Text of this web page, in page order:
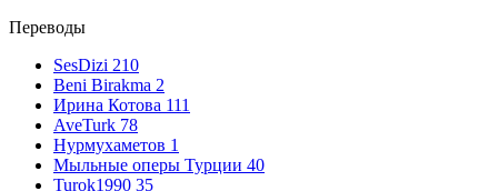
Переводы
SesDizi 210
Beni Birakma 2
Ирина Котова 111
AveTurk 78
Нурмухаметов 1
Мыльные оперы Турции 40
Turok1990 35